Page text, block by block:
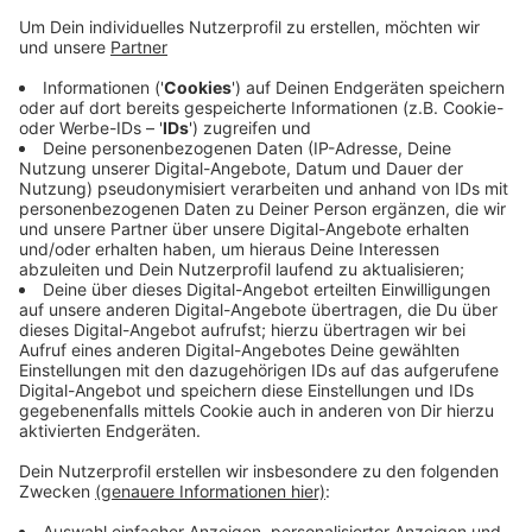
Dem VSR-Gewässerschutz liegen die Ergebnisse
daraus jetzt vor. In 41 von 72 abgegebenen
Wasserproben wurden demnach zu hohe Nitratwerte
festgestellt. Laut dem Verein liegen die Grenzwerte
für Nitrat im Trinkwasser in Deutschland bei 50
Milligramm pro Liter - festgestellt wurden teilweise
bis zu 240 Milligramm pro Liter. Bei solchen Mengen
kann sich dann zum Beispiel Nitrat im Gemüse
ablagern. Und wer mit dem Wasser seinen Gartenteich
befüllt, muss mit mehr Algenwachtum rechnen.
Anzeige